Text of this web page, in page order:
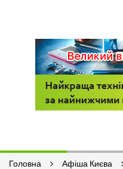
Головна Афіша Києва